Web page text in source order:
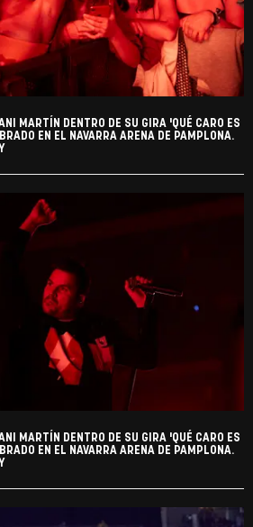
MARTÍN DENTRO DE SU GIRA 'QUÉ CARO ES
EN EL NAVARRA ARENA DE PAMPLONA.
MARTÍN DENTRO DE SU GIRA 'QUÉ CARO ES
EN EL NAVARRA ARENA DE PAMPLONA.